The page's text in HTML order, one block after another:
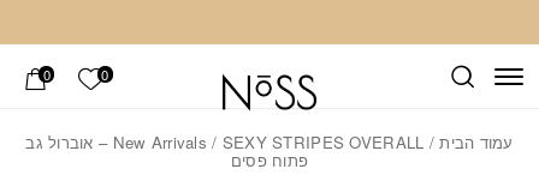
0 הרשימה
0
עמוד הבית/
New Arrivals / SEXY STRIPES OVERALL – אוברול גב
פתוח פסים